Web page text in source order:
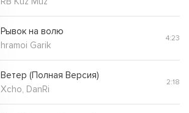
Рывок на волю
hramoi Garik
4:23
Ветер (Полная Версия)
Xcho, DanRi
2:18